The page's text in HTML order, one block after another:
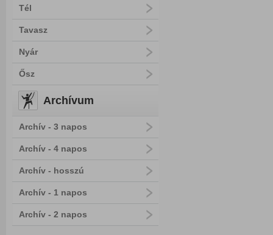
Tél
Tavasz
Nyár
Ősz
Archívum
Archív - 3 napos
Archív - 4 napos
Archív - hosszú
Archív - 1 napos
Archív - 2 napos